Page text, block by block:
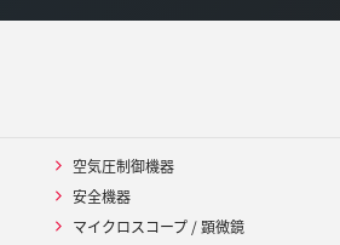
空気圧制御機器
安全機器
マイクロスコープ / 顕微鏡